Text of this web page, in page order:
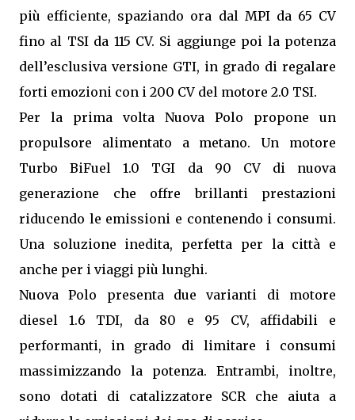
più efficiente, spaziando ora dal MPI da 65 CV
fino al TSI da 115 CV. Si aggiunge poi la potenza
dell’esclusiva versione GTI, in grado di regalare
forti emozioni con i 200 CV del motore 2.0 TSI.
Per la prima volta Nuova Polo propone un
propulsore alimentato a metano. Un motore
Turbo BiFuel 1.0 TGI da 90 CV di nuova
generazione che offre brillanti prestazioni
riducendo le emissioni e contenendo i consumi.
Una soluzione inedita, perfetta per la città e
anche per i viaggi più lunghi.
Nuova Polo presenta due varianti di motore
diesel 1.6 TDI, da 80 e 95 CV, affidabili e
performanti, in grado di limitare i consumi
massimizzando la potenza. Entrambi, inoltre,
sono dotati di catalizzatore SCR che aiuta a